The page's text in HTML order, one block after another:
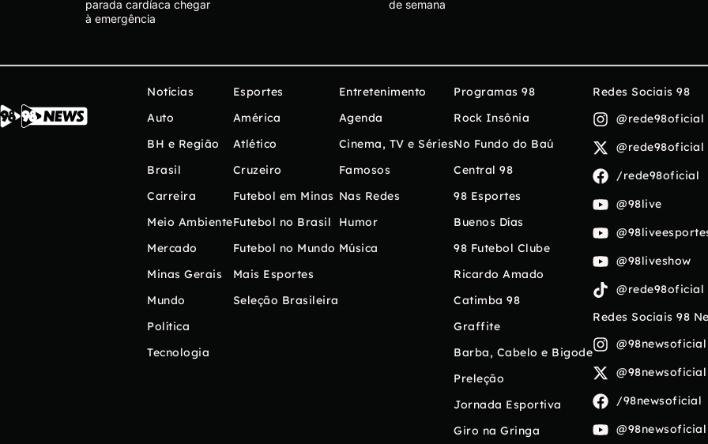
parada cardíaca chegar
à emergência
de semana
Notícias
Auto
BH e Região
Brasil
Carreira
Meio Ambiente
Mercado
Minas Gerais
Mundo
Política
Tecnologia
Esportes
América
Atlético
Cruzeiro
Futebol em Minas
Futebol no Brasil
Futebol no Mundo
Mais Esportes
Seleção Brasileira
Entretenimento
Agenda
Cinema, TV e Séries
Famosos
Nas Redes
Humor
Música
Programas 98
Rock Insônia
No Fundo do Baú
Central 98
98 Esportes
Buenos Días
98 Futebol Clube
Ricardo Amado
Catimba 98
Graffite
Barba, Cabelo e Bigode
Preleção
Jornada Esportiva
Giro na Gringa
Redes Sociais 98
@rede98oficial
@rede98oficial
/rede98oficial
@98live
@98liveshow
@rede98oficial
Redes Sociais 98
@98newsoficial
@98newsoficial
/98newsoficial
@98newsoficial